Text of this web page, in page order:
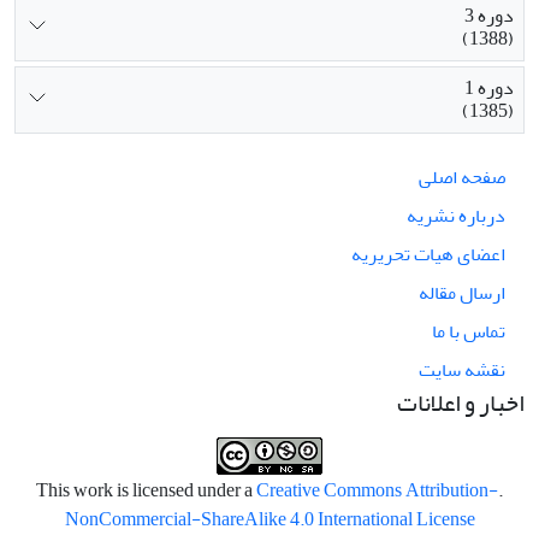
دوره 3
(1388)
دوره 1
(1385)
صفحه اصلی
درباره نشریه
اعضای هیات تحریریه
ارسال مقاله
تماس با ما
نقشه سایت
اخبار و اعلانات
.This work is licensed under a
Creative Commons Attribution-
NonCommercial-ShareAlike 4.0 International License